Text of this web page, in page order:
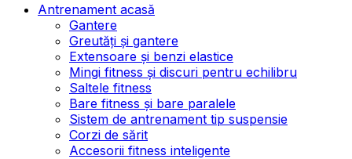
Antrenament acasă
Gantere
Greutăți și gantere
Extensoare și benzi elastice
Mingi fitness și discuri pentru echilibru
Saltele fitness
Bare fitness și bare paralele
Sistem de antrenament tip suspensie
Corzi de sărit
Accesorii fitness inteligente